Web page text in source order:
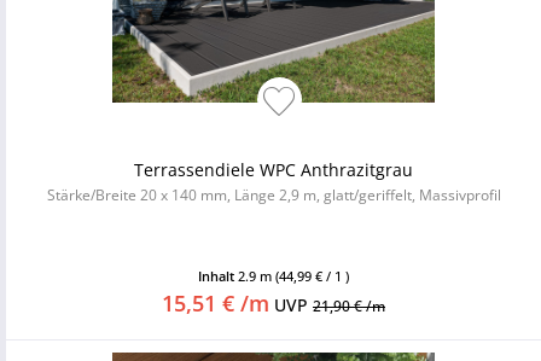
Terrassendiele WPC Anthrazitgrau
Stärke/Breite 20 x 140 mm, Länge 2,9 m, glatt/geriffelt, Massivprofil
Inhalt 2.9 m (44,99 € / 1 )
15,51 € /m UVP 21,90 € /m